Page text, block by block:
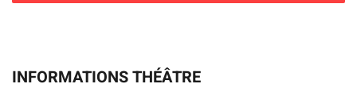
INFORMATIONS THÉÂTRE